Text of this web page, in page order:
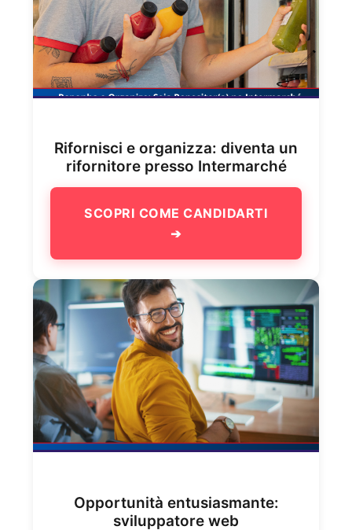
Rifornisci e organizza: diventa un
rifornitore presso Intermarché
SCOPRI COME CANDIDARTI
➔
Opportunità entusiasmante:
sviluppatore web